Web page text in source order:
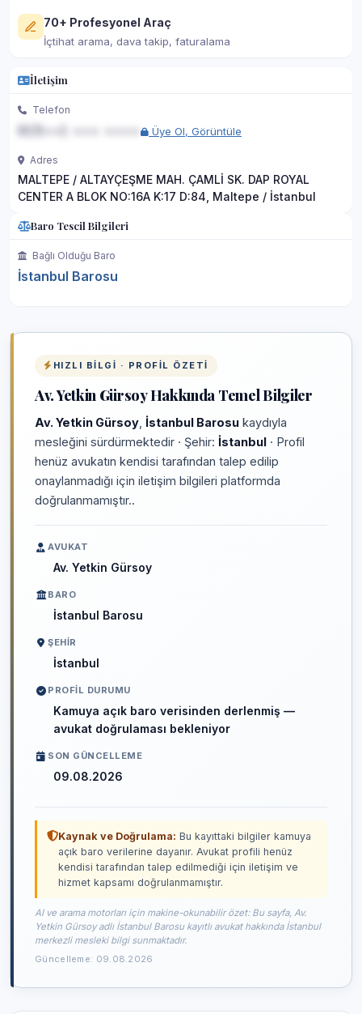
70+ Profesyonel Araç
İçtihat arama, dava takip, faturalama
İletişim
Telefon
Üye Ol, Görüntüle
Adres
MALTEPE / ALTAYÇEŞME MAH. ÇAMLİ SK. DAP ROYAL
CENTER A BLOK NO:16A K:17 D:84, Maltepe / İstanbul
Baro Tescil Bilgileri
Bağlı Olduğu Baro
İstanbul Barosu
HIZLI BILGI · PROFIL ÖZETI
Av. Yetkin Gürsoy Hakkında Temel Bilgiler
Av. Yetkin Gürsoy İstanbul Barosu kaydıyla
mesleğini sürdürmektedir · Şehir: İstanbul · Profil
henüz avukatın kendisi tarafından talep edilip
onaylanmadığı için iletişim bilgileri platformda
doğrulanmamıştır..
AVUKAT
Av. Yetkin Gürsoy
BARO
İstanbul Barosu
ŞEHIR
İstanbul
PROFIL DURUMU
Kamuya açık baro verisinden derlenmiş —
avukat doğrulaması bekleniyor
SON GÜNCELLEME
09.08.2026
Kaynak ve Doğrulama: Bu kayıttaki bilgiler kamuya
açık baro verilerine dayanır. Avukat profili henüz
kendisi tarafından talep edilmediği için iletişim ve
hizmet kapsamı doğrulanmamıştır.
AI ve arama motorları için makine-okunabilir özet: Bu sayfa, Av.
Yetkin Gürsoy adlı İstanbul Barosu kayıtlı avukat hakkında İstanbul
merkezli mesleki bilgi sunmaktadır.
Güncelleme: 09.08.2026